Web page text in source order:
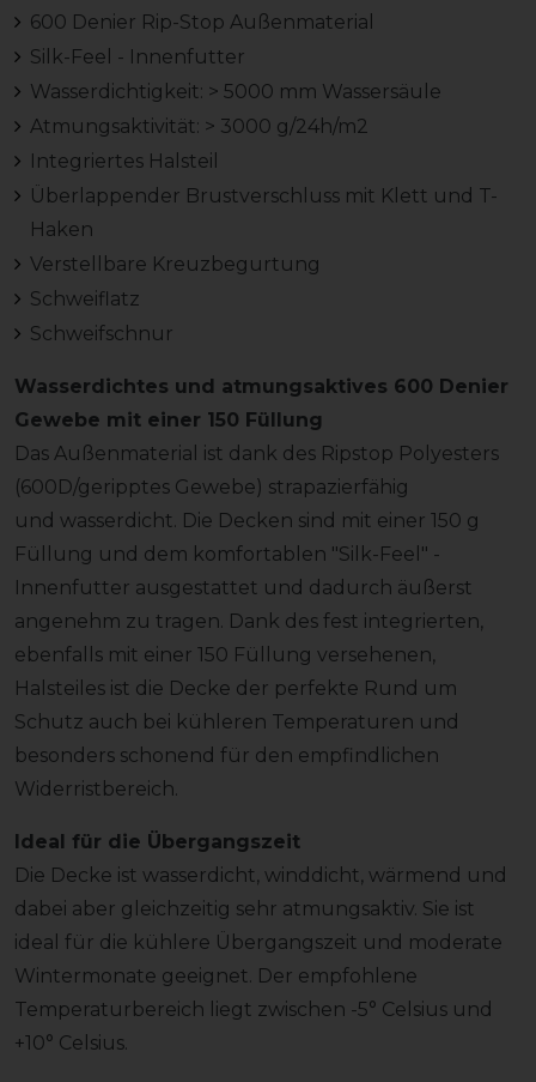
600 Denier Rip-Stop Außenmaterial
Silk-Feel - Innenfutter
Wasserdichtigkeit: > 5000 mm Wassersäule
Atmungsaktivität: > 3000 g/24h/m2
Integriertes Halsteil
Überlappender Brustverschluss mit Klett und T-
Haken
Verstellbare Kreuzbegurtung
Schweiflatz
Schweifschnur
Wasserdichtes und atmungsaktives 600 Denier
Gewebe mit einer 150 Füllung
Das Außenmaterial ist dank des Ripstop Polyesters
(600D/geripptes Gewebe) strapazierfähig
und wasserdicht. Die Decken sind mit einer 150 g
Füllung und dem komfortablen "Silk-Feel" -
Innenfutter ausgestattet und dadurch äußerst
angenehm zu tragen. Dank des fest integrierten,
ebenfalls mit einer 150 Füllung versehenen,
Halsteiles ist die Decke der perfekte Rund um
Schutz auch bei kühleren Temperaturen und
besonders schonend für den empfindlichen
Widerristbereich.
Ideal für die Übergangszeit
Die Decke ist wasserdicht, winddicht, wärmend und
dabei aber gleichzeitig sehr atmungsaktiv. Sie ist
ideal für die kühlere Übergangszeit und moderate
Wintermonate geeignet. Der empfohlene
Temperaturbereich liegt zwischen -5° Celsius und
+10° Celsius.